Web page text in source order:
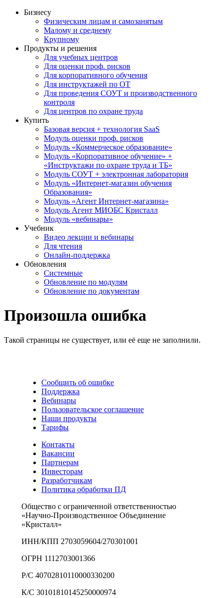
Бизнесу
Физическим лицам и самозанятым
Малому и среднему
Крупному
Продукты и решения
Для учебных центров
Для оценки проф. рисков
Для корпоративного обучения
Для инструктажей по ОТ
Для проведения СОУТ и производственного
контроля
Для центров по охране труда
Купить
Базовая версия + технология SaaS
Модуль оценки проф. рисков
Модуль «Коммерческое образование»
Модуль «Корпоративное обучение» +
«Инструктажи по охране труда и ТБ»
Модуль СОУТ + электронная лаборатория
Модуль «Интернет-магазин обучения
Образования»
Модуль «Агент Интернет-магазина»
Модуль Агент МИОБС Кристалл
Модуль «вебинары»
Учебник
Видео лекции и вебинары
Для чтения
Онлайн-поддержка
Обновления
Системные
Обновление по модулям
Обновление по документам
Произошла ошибка
Такой страницы не существует, или её еще не заполнили.
Сообщить об ошибке
Поддержка
Вебинары
Пользовательское соглашение
Наши продукты
Тарифы
Контакты
Вакансии
Партнерам
Инвесторам
Разработчикам
Политика обработки ПД
Общество с ограниченной ответственностью
«Научно-Производственное Объединение
«Кристалл»
ИНН/КПП 2703059604/270301001
ОГРН 1112703001366
Р/С 40702810110000330200
К/С 30101810145250000974